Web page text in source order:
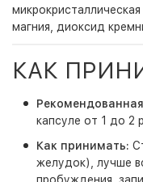
магния, диоксид
КАК
капсуле от 1 до 2
Как принимать:
желудок), лучше